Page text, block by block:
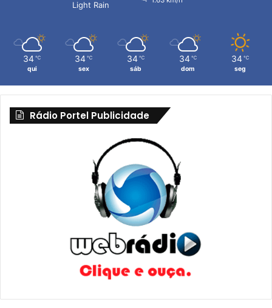
Light Rain
34 ℃
qui
34 ℃
sex
34 ℃
sáb
34 ℃
dom
34 ℃
seg
Rádio Portel Publicidade